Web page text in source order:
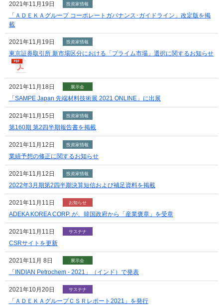
2021年11月19日 投資家情報
「ＡＤＥＫＡグループ コーポレートガバナンス･ガイドライン」改定版を掲
載
2021年11月19日 投資家情報
東京証券取引所 新市場区分における「プライム市場」選択に関するお知らせ
2021年11月18日 展示会
「SAMPE Japan 先端材料技術展 2021 ONLINE」に出展
2021年11月15日 投資家情報
第160期 第2四半期報告書を掲載
2021年11月12日 投資家情報
業績予想の修正に関するお知らせ
2021年11月12日 投資家情報
2022年3月期第2四半期決算短信および補足資料を掲載
2021年11月11日 お知らせ
ADEKA KOREA CORP. が、韓国政府から「産業褒章」を受章
2021年11月11日 サステナ
CSRサイトを更新
2021年11月 8日 展示会
「INDIAN Petrochem - 2021」（インド）で発表
2021年10月20日 サステナ
「ＡＤＥＫＡグループＣＳＲレポート2021」を発行